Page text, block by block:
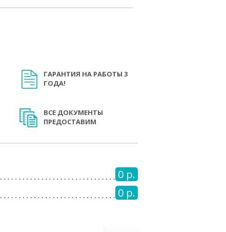
ГАРАНТИЯ НА РАБОТЫ 3
ГОДА!
ВСЕ ДОКУМЕНТЫ
ПРЕДОСТАВИМ
0 р.
0 р.